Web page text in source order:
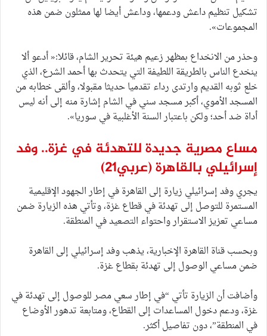
تشكيل تنظيم داعش ودعمها، وداعش أيضا لها ممثلون ضمن هذه
المجموعات».
وحذر من الانخداع بمظهر زعيم هيئة تحرير الشام، قائلا:« أدعو ألا
ينخدع الناس بالطريقة اللطيفة التي يتحدث بها أحمد الشرع، الذي
خلع ثوبه القديم وارتدى رداء تقدميا حديثا مقبولا، وألقى خطابه من
المسجد الأموي، أكبر مسجد سني في الشام إشارة منه إلى أنه ليس
أداة ضد أحد؛ ولكن باعتبار السنة الأغلبية في سوريا».
مساع مصرية جديدة للتهدئة في غزة.. وفد
إسرائيلي بالقاهرة(عربي21)
يجري وفد إسرائيلي زيارة إلى القاهرة في إطار الجهود الإقليمية
المستمرة للتوصل إلى تهدئة في قطاع غزة، وتأتي هذه الزيارة ضمن
مساعي تعزيز الاستقرار واحتواء التصعيد في المنطقة.
وبحسب قناة القاهرة الإخبارية، يذهب وفد إسرائيلي إلى القاهرة
ضمن مساعي الوصول إلى تهدئة بقطاع غزة.
وأضافت أن الزيارة تأتي “في إطار سعي مصر للوصول إلى تهدئة في
غزة، ودعم دخول المساعدات إلى القطاع، ومتابعة تدهور الأوضاع
في المنطقة”، دون تفاصيل أكثر.